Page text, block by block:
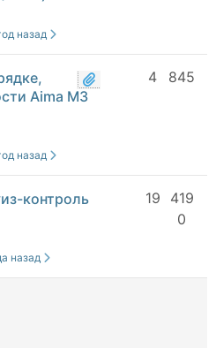
назад
Aima M3
назад
845
4
контроль
назад
419
0
19